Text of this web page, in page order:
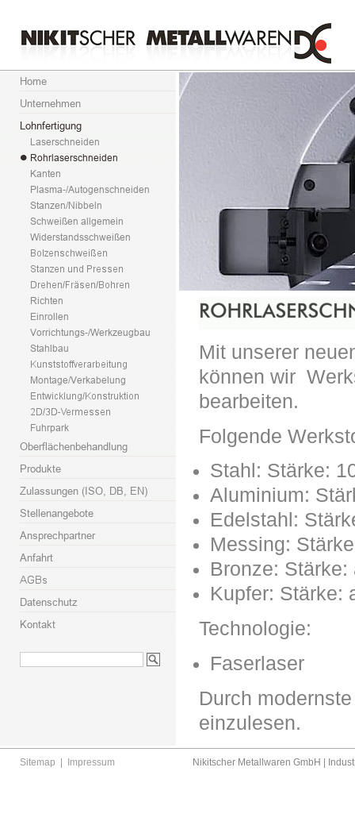
Mit unserer
können wir
bearbeiten.
Folgende
Stahl: Stärke:
Aluminium:
Edelstahl:
Messing:
Bronze:
Kupfer: Stärke:
Technologie:
Faserlaser
Durch
einzulesen.
Sitemap Impressum Nikitscher Metallwaren GmbH |